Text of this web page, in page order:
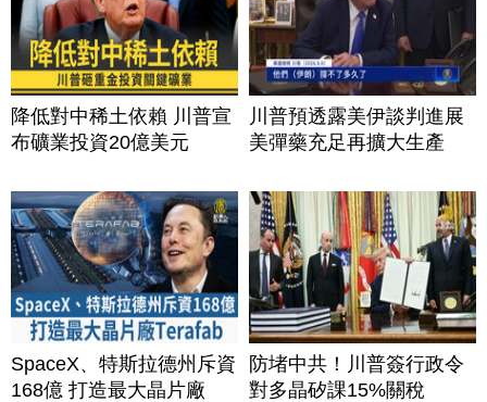
降低對中稀土依賴 川普宣
布礦業投資20億美元
川普預透露美伊談判進展
美彈藥充足再擴大生產
SpaceX、特斯拉德州斥資
168億 打造最大晶片廠
防堵中共！川普簽行政令
對多晶矽課15%關稅